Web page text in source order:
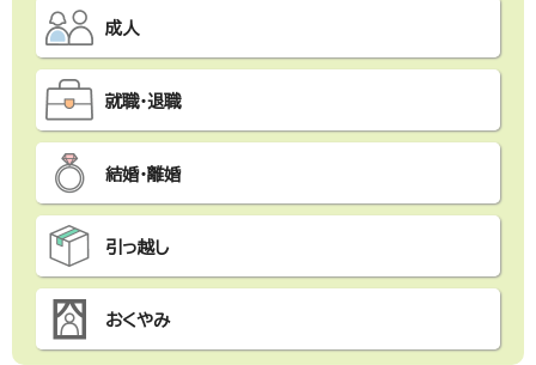
成人
就職・退職
結婚・離婚
引っ越し
おくやみ